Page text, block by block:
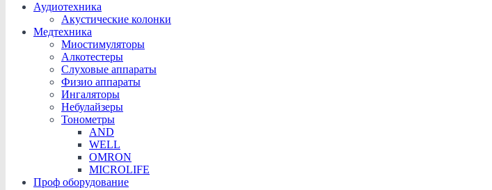
Аудиотехника
Акустические колонки
Медтехника
Миостимуляторы
Алкотестеры
Слуховые аппараты
Физио аппараты
Ингаляторы
Небулайзеры
Тонометры
AND
WELL
OMRON
MICROLIFE
Проф оборудование